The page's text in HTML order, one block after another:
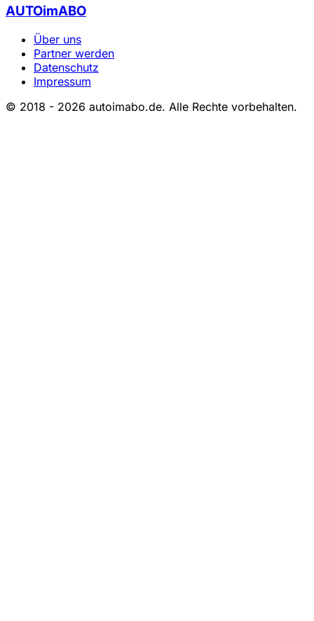
AUTOimABO
Über uns
Partner werden
Datenschutz
Impressum
© 2018 - 2026 autoimabo.de. Alle Rechte vorbehalten.